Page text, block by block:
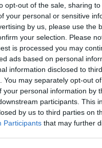
opt-out of the sale, sharing
your personal or sensitive
by us, please use the
your selection. Please
is processed you may
ads based on personal
information disclosed to
You may separately opt-out
your personal information by
participants. This
by us to third parties on
Participants that may further
del duende
de Colores
buena